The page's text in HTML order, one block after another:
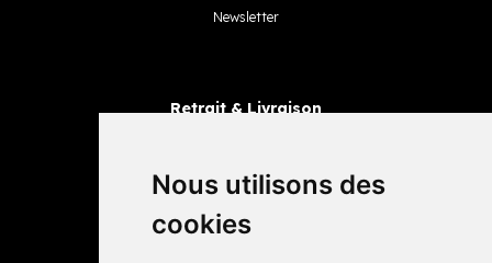
Nous utilisons des
cookies
Newsletter
Retrait & Livraison
Livraisons